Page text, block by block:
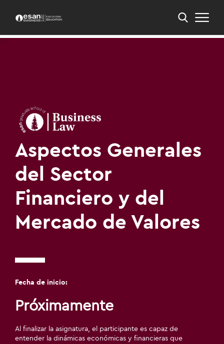
Aspectos Generales
del Sector
Financiero y del
Mercado de Valores
Fecha de inicio:
Próximamente
Al finalizar la asignatura, el participante es capaz de
entender la dinámicas económicas y financieras que